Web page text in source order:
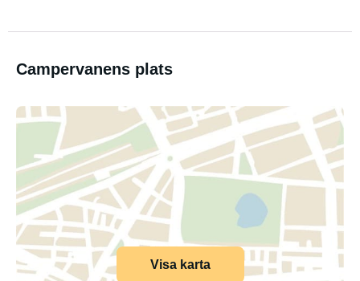
Campervanens plats
Visa karta